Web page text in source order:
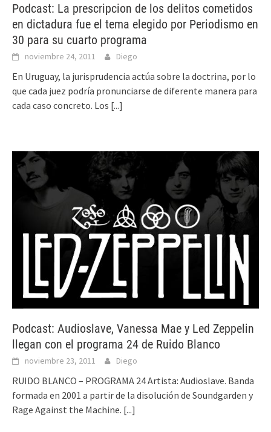
Podcast: La prescripcion de los delitos cometidos
en dictadura fue el tema elegido por Periodismo en
30 para su cuarto programa
noviembre 24, 2011 Diego
En Uruguay, la jurisprudencia actúa sobre la doctrina, por lo
que cada juez podría pronunciarse de diferente manera para
cada caso concreto. Los [...]
Podcast: Audioslave, Vanessa Mae y Led Zeppelin
llegan con el programa 24 de Ruido Blanco
noviembre 23, 2011 Diego
RUIDO BLANCO – PROGRAMA 24 Artista: Audioslave. Banda
formada en 2001 a partir de la disolución de Soundgarden y
Rage Against the Machine. [...]